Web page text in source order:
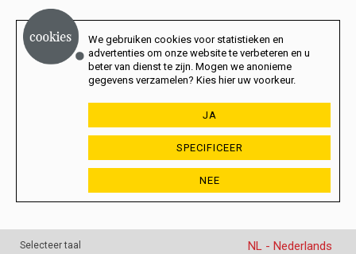
We gebruiken cookies voor statistieken en
advertenties om onze website te verbeteren en u
beter van dienst te zijn. Mogen we anonieme
gegevens verzamelen? Kies hier uw voorkeur.
JA
SPECIFICEER
NEE
Selecteer taal NL - Nederlands